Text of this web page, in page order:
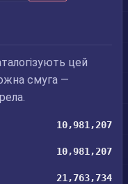
цей
смуга —
10,981,207
10,981,207
21,763,734